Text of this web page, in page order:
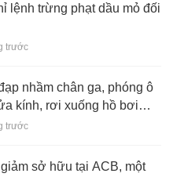
lệnh trừng phạt dầu mỏ đối
trước
nhầm chân ga, phóng ô
kính, rơi xuống hồ bơi
trước
sở hữu tại ACB, một